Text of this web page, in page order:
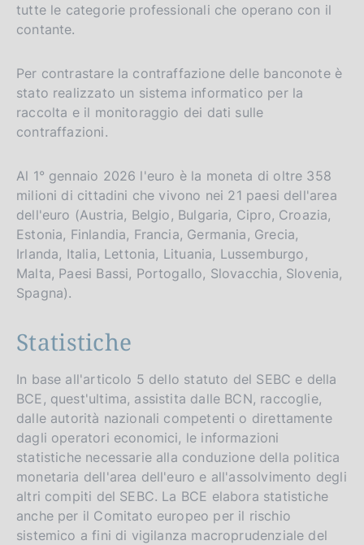
tutte le categorie professionali che operano con il
contante.
Per contrastare la contraffazione delle banconote è
stato realizzato un sistema informatico per la
raccolta e il monitoraggio dei dati sulle
contraffazioni.
Al 1° gennaio 2026 l'euro è la moneta di oltre 358
milioni di cittadini che vivono nei 21 paesi dell'area
dell'euro (Austria, Belgio, Bulgaria, Cipro, Croazia,
Estonia, Finlandia, Francia, Germania, Grecia,
Irlanda, Italia, Lettonia, Lituania, Lussemburgo,
Malta, Paesi Bassi, Portogallo, Slovacchia, Slovenia,
Spagna).
Statistiche
In base all'articolo 5 dello statuto del SEBC e della
BCE, quest'ultima, assistita dalle BCN, raccoglie,
dalle autorità nazionali competenti o direttamente
dagli operatori economici, le informazioni
statistiche necessarie alla conduzione della politica
monetaria dell'area dell'euro e all'assolvimento degli
altri compiti del SEBC. La BCE elabora statistiche
anche per il Comitato europeo per il rischio
sistemico a fini di vigilanza macroprudenziale del